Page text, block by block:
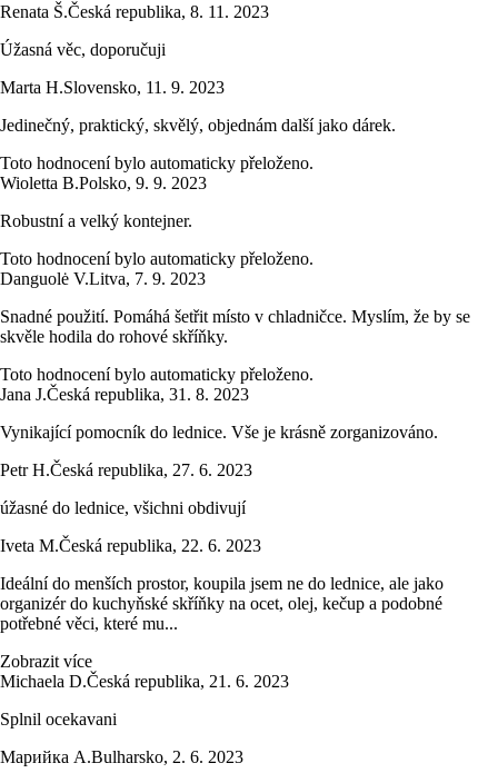
Renata Š.Česká republika, 8. 11. 2023
Úžasná věc, doporučuji
Marta H.Slovensko, 11. 9. 2023
Jedinečný, praktický, skvělý, objednám další jako dárek.
Toto hodnocení bylo automaticky přeloženo.
Wioletta B.Polsko, 9. 9. 2023
Robustní a velký kontejner.
Toto hodnocení bylo automaticky přeloženo.
Danguolė V.Litva, 7. 9. 2023
Snadné použití. Pomáhá šetřit místo v chladničce. Myslím, že by se
skvěle hodila do rohové skříňky.
Toto hodnocení bylo automaticky přeloženo.
Jana J.Česká republika, 31. 8. 2023
Vynikající pomocník do lednice. Vše je krásně zorganizováno.
Petr H.Česká republika, 27. 6. 2023
úžasné do lednice, všichni obdivují
Iveta M.Česká republika, 22. 6. 2023
Ideální do menších prostor, koupila jsem ne do lednice, ale jako
organizér do kuchyňské skříňky na ocet, olej, kečup a podobné
potřebné věci, které mu...
Zobrazit více
Michaela D.Česká republika, 21. 6. 2023
Splnil ocekavani
Марийка А.Bulharsko, 2. 6. 2023